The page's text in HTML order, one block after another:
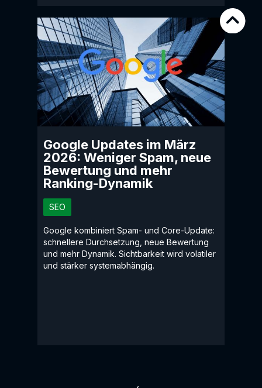
Google Updates im März
2026: Weniger Spam, neue
Bewertung und mehr
Ranking-Dynamik
SEO
Google kombiniert Spam- und Core-Update:
schnellere Durchsetzung, neue Bewertung
und mehr Dynamik. Sichtbarkeit wird volatiler
und stärker systemabhängig.